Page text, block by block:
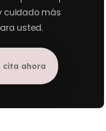
cuidado más
usted.
cita ahora